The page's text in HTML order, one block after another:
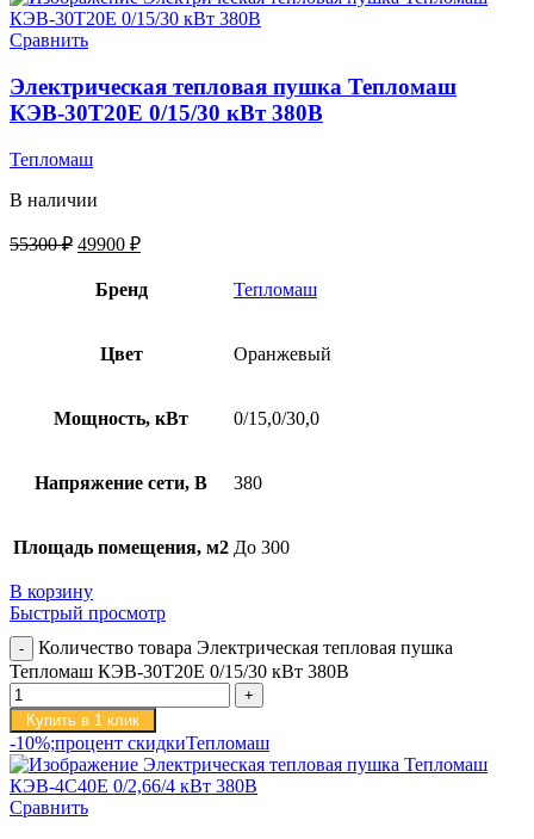
Сравнить
Электрическая тепловая пушка Тепломаш
КЭВ-30Т20Е 0/15/30 кВт 380В
Тепломаш
В наличии
55300₽ 49900 ₽
Бренд Тепломаш
Цвет Оранжевый
Мощность, кВт 0/15,0/30,0
Напряжение сети, В 380
Площадь помещения, м2 До 300
В корзину
Быстрый просмотр
Количество товара Электрическая тепловая пушка
Тепломаш КЭВ-30Т20Е 0/15/30 кВт 380В
Купить в 1 клик
-10%;процент скидкиТепломаш
Сравнить